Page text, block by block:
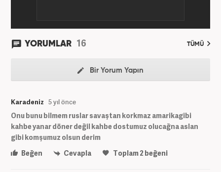
YORUMLAR 16 TÜMÜ
Bir Yorum Yapın
Karadeniz 5 yıl önce
Onu bunu bilmem ruslar savaştan korkmaz amarikagibi
kahbe yanar döner değil kahbe dostumuz olucağna aslan
gibi komşumuz olsun derim
Beğen
Cevapla Toplam2 beğeni